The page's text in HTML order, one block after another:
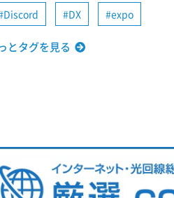
Discord DX expo
とタグを見る